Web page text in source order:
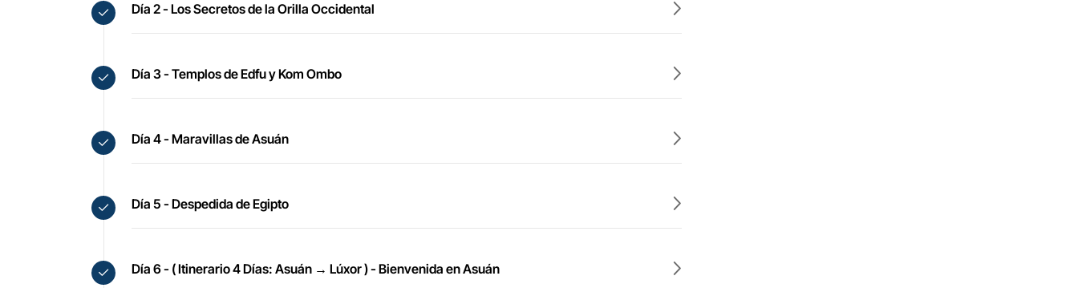
Día 2 - Los Secretos de la Orilla Occidental
Día 3 - Templos de Edfu y Kom Ombo
Día 4 - Maravillas de Asuán
Día 5 - Despedida de Egipto
Día 6 - ( Itinerario 4 Días: Asuán → Lúxor ) - Bienvenida en Asuán